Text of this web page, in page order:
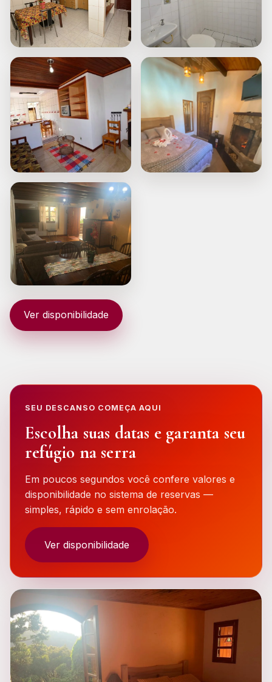
Ver disponibilidade
SEU DESCANSO COMEÇA AQUI
Escolha suas datas e garanta seu
refúgio na serra
Em poucos segundos você confere valores e
disponibilidade no sistema de reservas —
simples, rápido e sem enrolação.
Ver disponibilidade